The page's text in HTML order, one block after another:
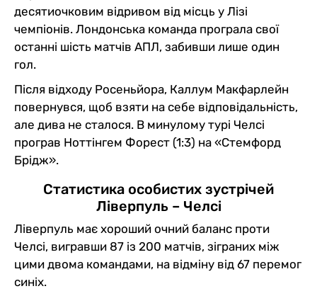
десятиочковим відривом від місць у Лізі
чемпіонів. Лондонська команда програла свої
останні шість матчів АПЛ, забивши лише один
гол.
Після відходу Росеньйора, Каллум Макфарлейн
повернувся, щоб взяти на себе відповідальність,
але дива не сталося. В минулому турі Челсі
програв Ноттінгем Форест (1:3) на «Стемфорд
Брідж».
Статистика особистих зустрічей
Ліверпуль – Челсі
Ліверпуль має хороший очний баланс проти
Челсі, вигравши 87 із 200 матчів, зіграних між
цими двома командами, на відміну від 67 перемог
синіх.